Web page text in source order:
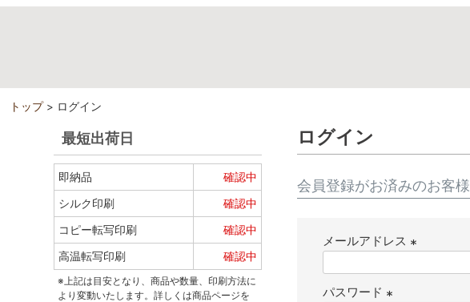
トップ ログイン
最短出荷日
即納品 確認中
シルク印刷 確認中
コピー転写印刷 確認中
高温転写印刷 確認中
※上記は目安となり、商品や数量、印刷方法に
より変動いたします。詳しくは商品ページを
ログイン
会員登録がお済みのお客様
メールアドレス
パスワード